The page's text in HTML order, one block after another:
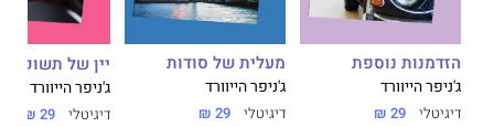
הזדמנות נוספת
ג'ניפר הייוורד
דיגיטלי 29 ₪
מעלית של סודות
ג'ניפר הייוורד
דיגיטלי 29 ₪
יין של תשוקה
ג'ניפר הייוורד
דיגיטלי 29 ₪